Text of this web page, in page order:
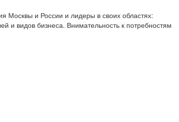
Москвы и России и лидеры в своих областях:
и видов бизнеса. Внимательность к потребностям